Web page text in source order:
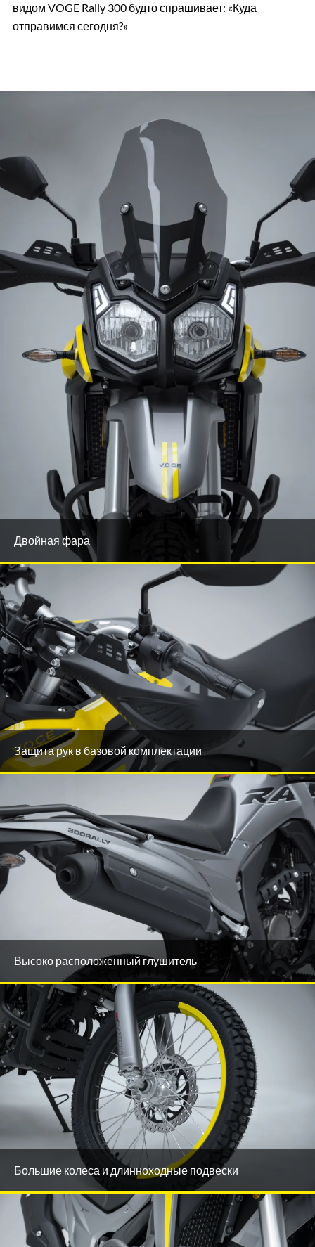
видом VOGE Rally 300 будто спрашивает: «Куда
отправимся сегодня?»
Двойная фара
Защита рук в базовой комплектации
Высоко расположенный глушитель
Большие колеса и длинноходные подвески